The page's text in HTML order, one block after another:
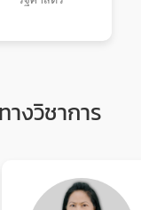
งวิชาการ